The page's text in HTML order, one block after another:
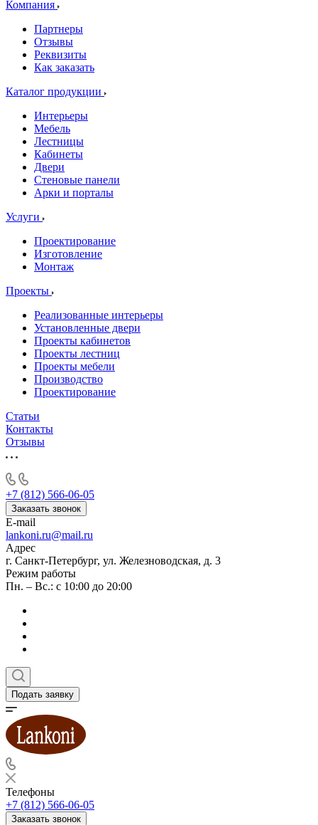
Компания
Партнеры
Отзывы
Реквизиты
Как заказать
Каталог продукции
Интерьеры
Мебель
Лестницы
Кабинеты
Двери
Стеновые панели
Арки и порталы
Услуги
Проектирование
Изготовление
Монтаж
Проекты
Реализованные интерьеры
Установленные двери
Проекты кабинетов
Проекты лестниц
Проекты мебели
Производство
Проектирование
Статьи
Контакты
Отзывы
+7 (812) 566-06-05
Заказать звонок
E-mail
lankoni.ru@mail.ru
Адрес
г. Санкт-Петербург, ул. Железноводская, д. 3
Режим работы
Пн. – Вс.: с 10:00 до 20:00
Подать заявку
Телефоны
+7 (812) 566-06-05
Заказать звонок